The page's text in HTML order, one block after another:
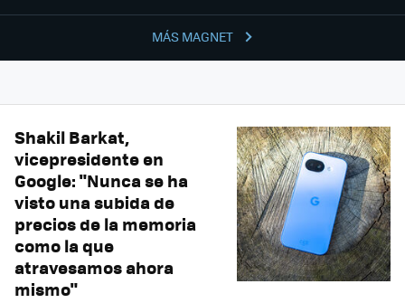
MÁS MAGNET
Shakil Barkat,
vicepresidente en
Google: "Nunca se ha
visto una subida de
precios de la memoria
como la que
atravesamos ahora
mismo"